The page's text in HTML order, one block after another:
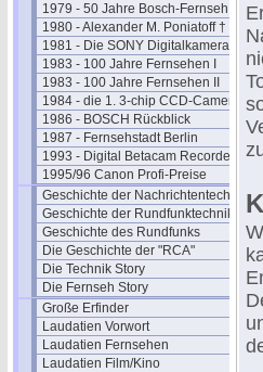
1979 - 50 Jahre Bosch-Fernseh
1980 - Alexander M. Poniatoff †
1981 - Die SONY Digitalkamera
1983 - 100 Jahre Fernsehen I
1983 - 100 Jahre Fernsehen II
1984 - die 1. 3-chip CCD-Camera
1986 - BOSCH Rückblick
1987 - Fernsehstadt Berlin
1993 - Digital Betacam Recorder
1995/96 Canon Profi-Preise
Geschichte der Nachrichtentechnik
Geschichte der Rundfunktechnik
Geschichte des Rundfunks
Die Geschichte der "RCA"
Die Technik Story
Die Fernseh Story
Große Erfinder
Laudatien Vorwort
Laudatien Fernsehen
Laudatien Film/Kino